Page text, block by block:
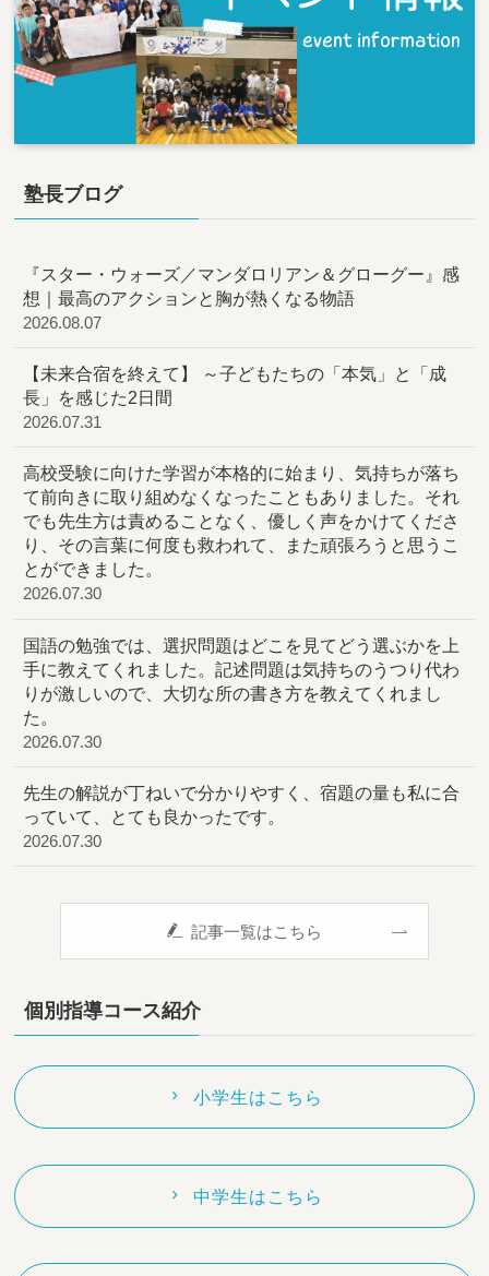
塾長ブログ
『スター・ウォーズ／マンダロリアン＆グローグー』感
想｜最高のアクションと胸が熱くなる物語
2026.08.07
【未来合宿を終えて】 ～子どもたちの「本気」と「成
長」を感じた2日間
2026.07.31
高校受験に向けた学習が本格的に始まり、気持ちが落ち
て前向きに取り組めなくなったこともありました。それ
でも先生方は責めることなく、優しく声をかけてくださ
り、その言葉に何度も救われて、また頑張ろうと思うこ
とができました。
2026.07.30
国語の勉強では、選択問題はどこを見てどう選ぶかを上
手に教えてくれました。記述問題は気持ちのうつり代わ
りが激しいので、大切な所の書き方を教えてくれまし
た。
2026.07.30
先生の解説が丁ねいで分かりやすく、宿題の量も私に合
っていて、とても良かったです。
2026.07.30
記事一覧はこちら
個別指導コース紹介
小学生はこちら
中学生はこちら